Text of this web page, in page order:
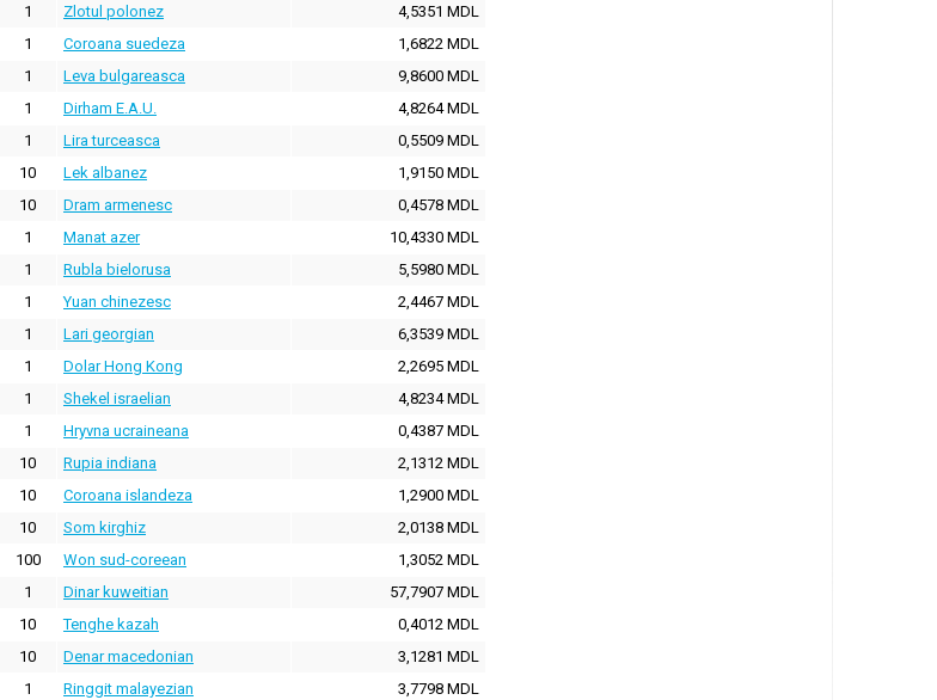
1 Zlotul polonez
4,5351 MDL
1 Coroana suedeza
1,6822 MDL
1 Leva bulgareasca
9,8600 MDL
1 Dirham E.A.U.
4,8264 MDL
1 Lira turceasca
0,5509 MDL
10 Lek albanez
1,9150 MDL
10 Dram armenesc
0,4578 MDL
1 Manat azer
10,4330 MDL
1 Rubla bielorusa
5,5980 MDL
1 Yuan chinezesc
2,4467 MDL
1 Lari georgian
6,3539 MDL
1 Dolar Hong Kong
2,2695 MDL
1 Shekel israelian
4,8234 MDL
1 Hryvna ucraineana
0,4387 MDL
10 Rupia indiana
2,1312 MDL
10 Coroana islandeza
1,2900 MDL
10 Som kirghiz
2,0138 MDL
100 Won sud-coreean
1,3052 MDL
1 Dinar kuweitian
57,7907 MDL
10 Tenghe kazah
0,4012 MDL
10 Denar macedonian
3,1281 MDL
1 Ringgit malayezian
3,7798 MDL